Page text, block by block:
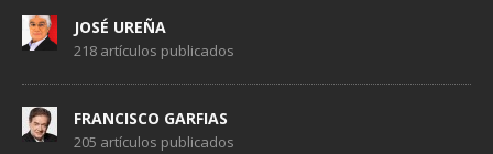
JOSÉ UREÑA
218 artículos publicados
FRANCISCO GARFIAS
205 artículos publicados